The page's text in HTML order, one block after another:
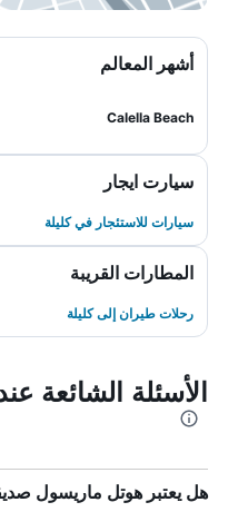
أشهر المعالم
Calella Beach
سيارت ايجار
سيارات للاستئجار في كليلة
المطارات القريبة
رحلات طيران إلى كليلة
الأسئلة الشائعة
هل يعتبر هوتل ماريسول